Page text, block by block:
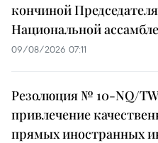
кончиной Председателя
Национальной
09/08/2026 07:11
Резолюция № 10-NQ/
привлечение
прямых иностранных